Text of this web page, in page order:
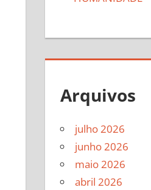
Arquivos
julho 2026
junho 2026
maio 2026
abril 2026